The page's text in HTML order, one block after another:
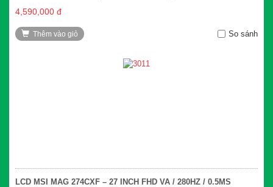
4,590,000 đ
Thêm vào giỏ So sánh
LCD MSI MAG 274CXF – 27 INCH FHD VA / 280HZ / 0.5MS